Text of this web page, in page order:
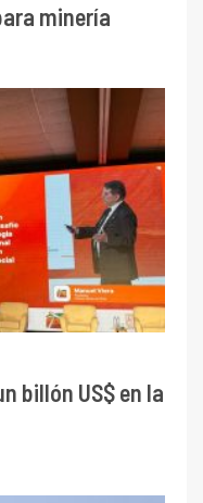
minería
billón US$ en la